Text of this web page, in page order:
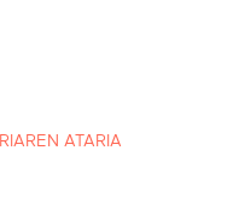
ATARIA